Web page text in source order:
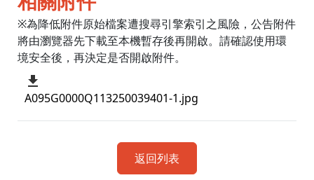
※為降低附件原始檔案遭搜尋引擎索引之風險，公告附件
將由瀏覽器先下載至本機暫存後再開啟。請確認使用環
境安全後，再決定是否開啟附件。
A095G0000Q113250039401-1.jpg
返回列表